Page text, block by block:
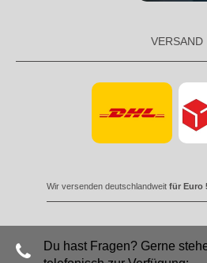
VERSAND
Wir versenden deutschlandweit für Euro
Du hast Fragen? Gerne